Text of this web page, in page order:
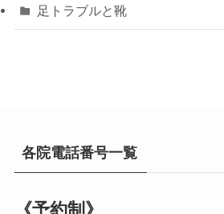
足トラブルと靴
各院電話番号一覧
《予約制》